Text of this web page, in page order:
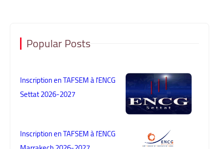
Popular Posts
Inscription en TAFSEM à l'ENCG
Settat 2026-2027
Inscription en TAFSEM à l'ENCG